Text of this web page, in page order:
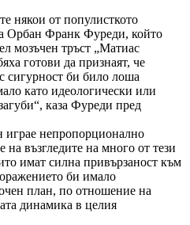
някои от популисткото
Орбан Франк Фуреди, който
мозъчен тръст „Матиас
готови да признаят, че
сигурност би било лоша
като идеологически или
каза Фуреди пред
играе непропорционално
възгледите на много от тези
имат силна привързаност към
би имало
план, по отношение на
динамика в целия